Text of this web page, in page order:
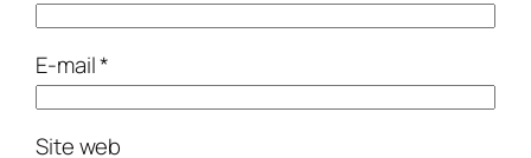
E-mail*
Site web